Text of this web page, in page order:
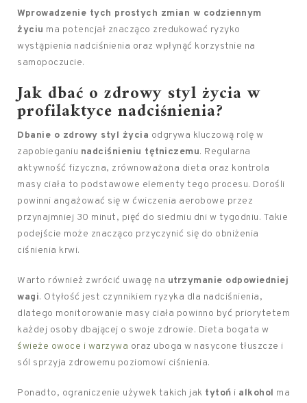
Wprowadzenie tych prostych zmian w codziennym
życiu ma potencjał znacząco zredukować ryzyko
wystąpienia nadciśnienia oraz wpłynąć korzystnie na
samopoczucie.
Jak dbać o zdrowy styl życia w
profilaktyce nadciśnienia?
Dbanie o zdrowy styl życia odgrywa kluczową rolę w
zapobieganiu nadciśnieniu tętniczemu. Regularna
aktywność fizyczna, zrównoważona dieta oraz kontrola
masy ciała to podstawowe elementy tego procesu. Dorośli
powinni angażować się w ćwiczenia aerobowe przez
przynajmniej 30 minut, pięć do siedmiu dni w tygodniu. Takie
podejście może znacząco przyczynić się do obniżenia
ciśnienia krwi.
Warto również zwrócić uwagę na utrzymanie odpowiedniej
wagi. Otyłość jest czynnikiem ryzyka dla nadciśnienia,
dlatego monitorowanie masy ciała powinno być priorytetem
każdej osoby dbającej o swoje zdrowie. Dieta bogata w
świeże owoce i warzywa oraz uboga w nasycone tłuszcze i
sól sprzyja zdrowemu poziomowi ciśnienia.
Ponadto, ograniczenie używek takich jak tytoń i alkohol ma